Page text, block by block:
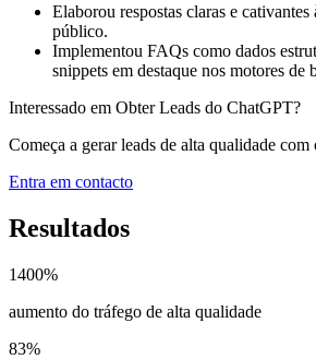
Elaborou respostas claras e cativantes
público.
Implementou FAQs como dados
snippets em destaque nos motores de
Interessado em Obter Leads do ChatGPT?
Começa a gerar leads de alta qualidade
Entra em contacto
Resultados
1400%
aumento do tráfego de alta qualidade
83%